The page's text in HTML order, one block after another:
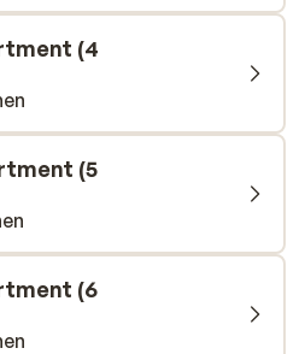
Umgebung und die schönen
schönen Urlaub sorgen.
(4
(5
(6